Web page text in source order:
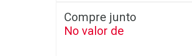
Compre junto
No valor de